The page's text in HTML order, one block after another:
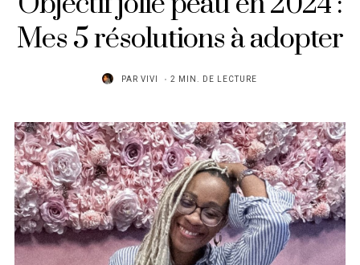
Mes 5 résolutions à adopter
PAR VIVI 2 MIN. DE LECTURE